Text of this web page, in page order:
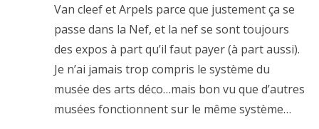
Van cleef et Arpels parce que justement ça se
passe dans la Nef, et la nef se sont toujours
des expos à part qu’il faut payer (à part aussi).
Je n’ai jamais trop compris le système du
musée des arts déco…mais bon vu que d’autres
musées fonctionnent sur le même système…